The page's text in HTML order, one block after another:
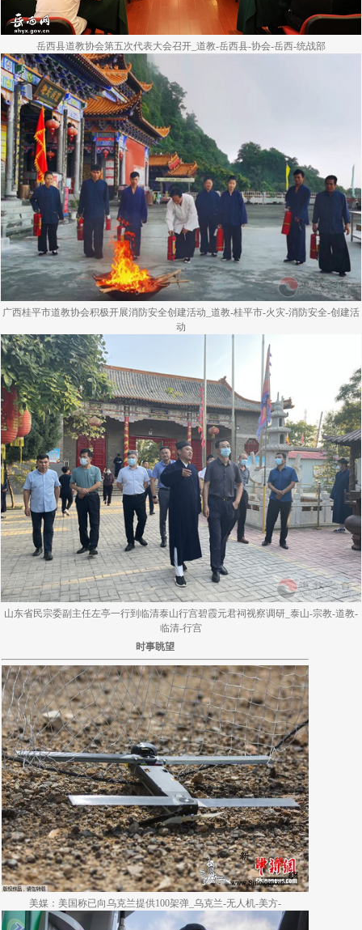
岳西县道教协会第五次代表大会召开_道教-岳西县-协会-岳西-统战部
广西桂平市道教协会积极开展消防安全创建活动_道教-桂平市-火灾-消防安全-创建活
动
山东省民宗委副主任左亭一行到临清泰山行宫碧霞元君祠视察调研_泰山-宗教-道教-
临清-行宫
时事眺望
美媒：美国称已向乌克兰提供100架弹_乌克兰-无人机-美方-